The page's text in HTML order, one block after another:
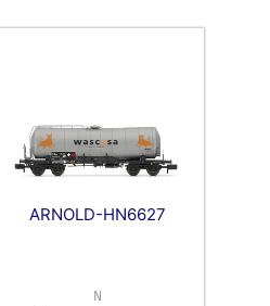
ARNOLD-HN6627
N